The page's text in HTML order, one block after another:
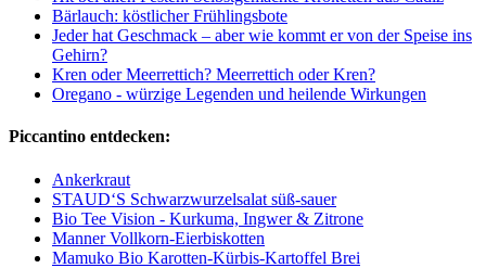
Bärlauch: köstlicher Frühlingsbote
Jeder hat Geschmack – aber wie kommt er von der Speise ins
Gehirn?
Kren oder Meerrettich? Meerrettich oder Kren?
Oregano - würzige Legenden und heilende Wirkungen
Piccantino entdecken:
Ankerkraut
STAUD‘S Schwarzwurzelsalat süß-sauer
Bio Tee Vision - Kurkuma, Ingwer & Zitrone
Manner Vollkorn-Eierbiskotten
Mamuko Bio Karotten-Kürbis-Kartoffel Brei